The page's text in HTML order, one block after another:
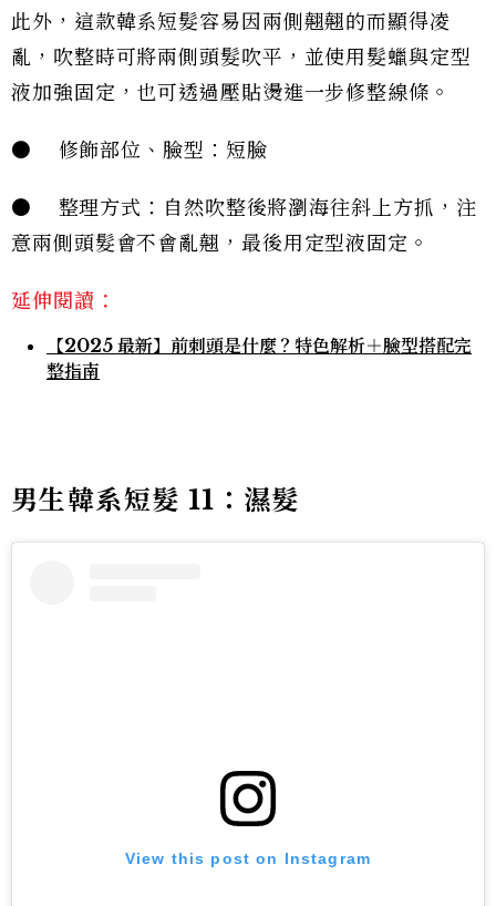
此外，這款韓系短髮容易因兩側翹翹的而顯得凌
亂，吹整時可將兩側頭髮吹平，並使用髮蠟與定型
液加強固定，也可透過壓貼燙進一步修整線條。
● 修飾部位、臉型：短臉
● 整理方式：自然吹整後將瀏海往斜上方抓，注
意兩側頭髮會不會亂翹，最後用定型液固定。
延伸閱讀：
【2025 最新】前刺頭是什麼？特色解析＋臉型搭配完
整指南
男生韓系短髮 11：濕髮
View this post on Instagram